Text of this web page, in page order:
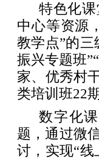
特色化
中心等资源
教学点”的
振兴专题班
家、优秀村
类培训班22
数字化
题，通过微
讨，实现“